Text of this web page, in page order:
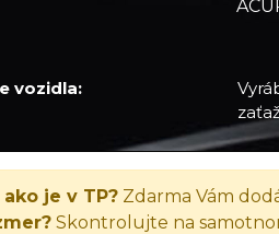
vozidla:
je v TP? Zdarma Vám
Skontrolujte na